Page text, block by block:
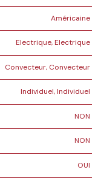
Américaine
Electrique, Electrique
Convecteur, Convecteur
Individuel, Individuel
NON
NON
OUI